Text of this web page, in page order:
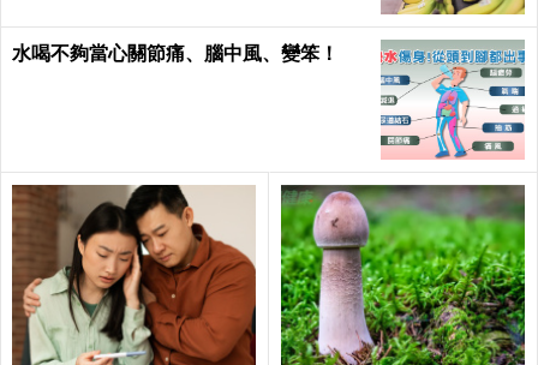
水喝不夠當心關節痛、腦中風、變笨！